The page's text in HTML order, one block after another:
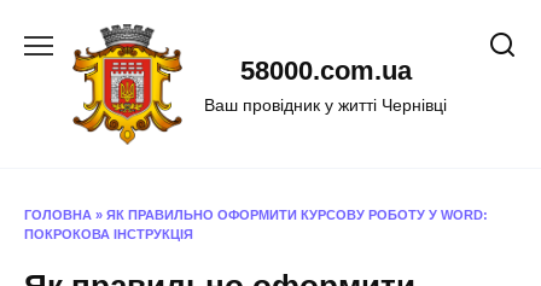
58000.com.ua
Ваш провідник у житті Чернівці
ГОЛОВНА » ЯК ПРАВИЛЬНО ОФОРМИТИ КУРСОВУ РОБОТУ У WORD:
ПОКРОКОВА ІНСТРУКЦІЯ